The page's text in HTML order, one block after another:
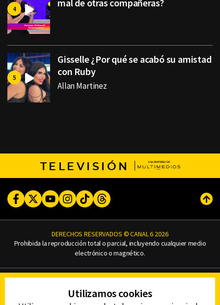
mal de otras compañeras?
Gisselle ¿Por qué se acabó su amistad
con Ruby
Allan Martinez
TELEVISIÓN
FacebookTwitterYoutubeInstagram
TikTokThreads
DERECHOS RESERVADOS © CANAL 6 2026
Prohibida la reproducción total o parcial, incluyendo cualquier medio
electrónico o magnético.
AVISO DE PRIVACIDAD
AVISO LEGAL
Utilizamos cookies